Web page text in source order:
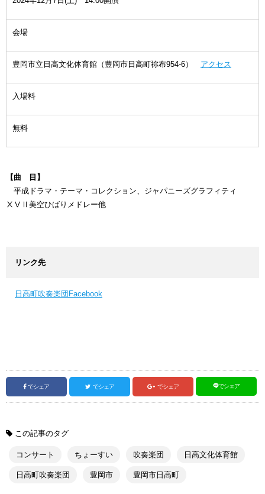
会場
豊岡市立日高文化体育館（豊岡市日高町祢布954-6） アクセス
入場料
無料
【曲 目】
平成ドラマ・テーマ・コレクション、ジャパニーズグラフィティ
ⅩⅤⅡ美空ひばりメドレー他
リンク先
日高町吹奏楽団Facebook
でシェア でシェア でシェア でシェア
この記事のタグ
コンサート ちょーすい 吹奏楽団 日高文化体育館
日高町吹奏楽団 豊岡市 豊岡市日高町